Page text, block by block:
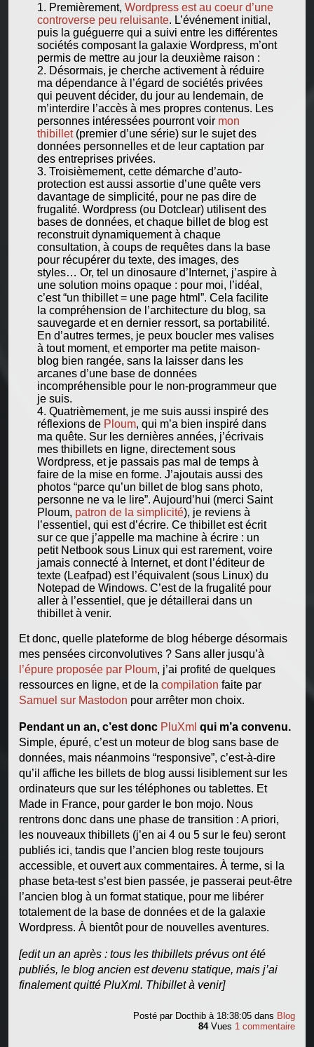
Premièrement, Wordpress est au coeur d’une
controverse peu reluisante. L’événement initial,
puis la guéguerre qui a suivi entre les différentes
sociétés composant la galaxie Wordpress, m’ont
permis de mettre au jour la deuxième raison :
Désormais, je cherche activement à réduire
ma dépendance à l’égard de sociétés privées
qui peuvent décider, du jour au lendemain, de
m’interdire l’accès à mes propres contenus. Les
personnes intéressées pourront voir mon
thibillet(premier d’une série) sur le sujet des
données personnelles et de leur captation par
des entreprises privées.
Troisièmement, cette démarche d’auto-
protection est aussi assortie d’une quête vers
davantage de simplicité, pour ne pas dire de
frugalité. Wordpress (ou Dotclear) utilisent des
bases de données, et chaque billet de blog est
reconstruit dynamiquement à chaque
consultation, à coups de requêtes dans la base
pour récupérer du texte, des images, des
styles… Or, tel un dinosaure d’Internet, j’aspire à
une solution moins opaque : pour moi, l’idéal,
c’est “un thibillet = une page html”. Cela facilite
la compréhension de l’architecture du blog, sa
sauvegarde et en dernier ressort, sa portabilité.
En d’autres termes, je peux boucler mes valises
à tout moment, et emporter ma petite maison-
blog bien rangée, sans la laisser dans les
arcanes d’une base de données
incompréhensible pour le non-programmeur que
je suis.
Quatrièmement, je me suis aussi inspiré des
réflexions de Ploum, qui m’a bien inspiré dans
ma quête. Sur les dernières années, j’écrivais
mes thibillets en ligne, directement sous
Wordpress, et je passais pas mal de temps à
faire de la mise en forme. J’ajoutais aussi des
photos “parce qu’un billet de blog sans photo,
personne ne va le lire”. Aujourd’hui (merci Saint
Ploum, patron de la simplicité), je reviens à
l’essentiel, qui est d’écrire. Ce thibillet est écrit
sur ce que j’appelle ma machine à écrire : un
petit Netbook sous Linux qui est rarement, voire
jamais connecté à Internet, et dont l’éditeur de
texte (Leafpad) est l’équivalent (sous Linux) du
Notepad de Windows. C’est de la frugalité pour
aller à l’essentiel, que je détaillerai dans un
thibillet à venir.
Et donc, quelle plateforme de blog héberge désormais
mes pensées circonvolutives ? Sans aller jusqu’à
l’épure proposée par Ploum, j’ai profité de quelques
ressources en ligne, et de la compilation faite par
Samuel sur Mastodon pour arrêter mon choix.
Pendant un an, c’est donc PluXml qui m’a convenu.
Simple, épuré, c’est un moteur de blog sans base de
données, mais néanmoins “responsive”, c’est-à-dire
qu’il affiche les billets de blog aussi lisiblement sur les
ordinateurs que sur les téléphones ou tablettes. Et
Made in France, pour garder le bon mojo. Nous
rentrons donc dans une phase de transition : A priori,
les nouveaux thibillets (j’en ai 4 ou 5 sur le feu) seront
publiés ici, tandis que l’ancien blog reste toujours
accessible, et ouvert aux commentaires. À terme, si la
phase beta-test s’est bien passée, je passerai peut-être
l’ancien blog à un format statique, pour me libérer
totalement de la base de données et de la galaxie
Wordpress. À bientôt pour de nouvelles aventures.
[edit un an après : tous les thibillets prévus ont été
publiés, le blog ancien est devenu statique, mais j’ai
finalement quitté PluXml. Thibillet à venir]
Posté par Docthib à 18:38:05dans Blog
84Vues 1 commentaire